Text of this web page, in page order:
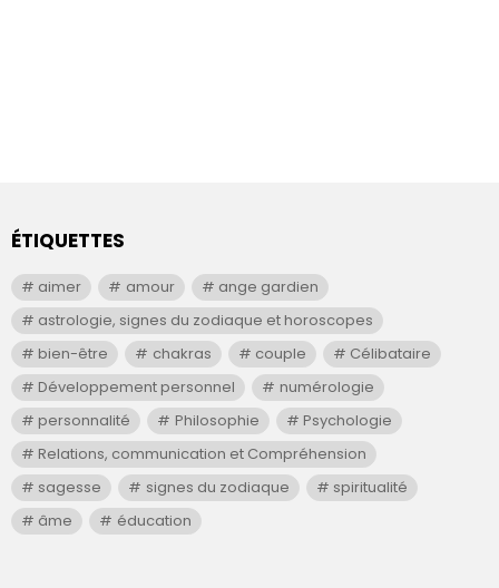
ÉTIQUETTES
aimer amour
ange gardien
astrologie, signes du zodiaque et horoscopes
bien-être
chakras couple
Célibataire
Développement personnel
numérologie
personnalité
Philosophie
Psychologie
Relations, communication et Compréhension
sagesse
signes du zodiaque
spiritualité
âme
éducation